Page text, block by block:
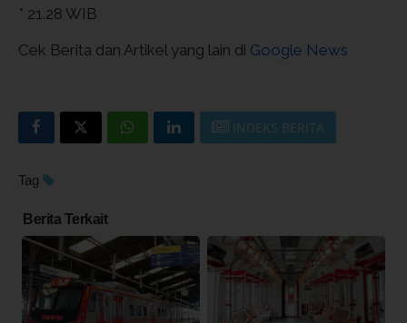
* 21.28 WIB
Cek Berita dan Artikel yang lain di Google News
INDEKS BERITA
Tag
Berita Terkait